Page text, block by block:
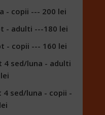
- copii --- 200 lei
- adulti ---180 lei
- copii --- 160 lei
4 sed/luna - adulti
sed/luna - copii -